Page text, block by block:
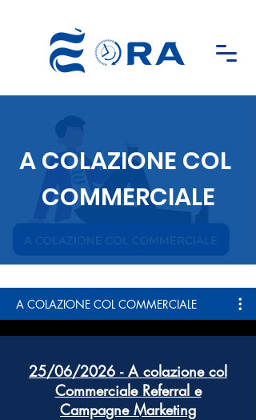
A COLAZIONE COL
COMMERCIALE
A COLAZIONE COL COMMERCIALE
25/06/2026 - A colazione col
Commerciale Referral e
Campagne Marketing